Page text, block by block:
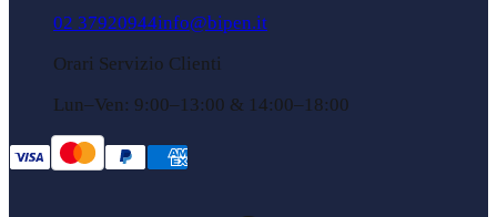
02 37920944info@bipen.it
Orari Servizio Clienti
Lun–Ven: 9:00–13:00 & 14:00–18:00